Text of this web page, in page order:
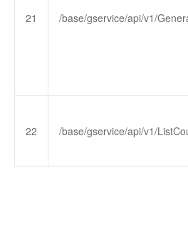
21 /base/gservice/api/v1/
22 /base/gservice/api/v1/